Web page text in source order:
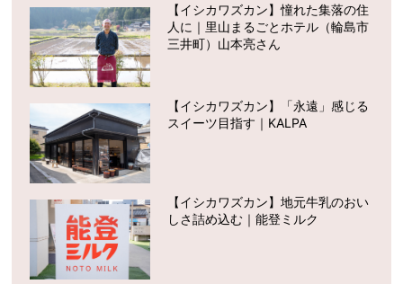
【イシカワズカン】憧れた集落の住
人に｜里山まるごとホテル（輪島市
三井町）山本亮さん
【イシカワズカン】「永遠」感じる
スイーツ目指す｜KALPA
【イシカワズカン】地元牛乳のおい
しさ詰め込む｜能登ミルク